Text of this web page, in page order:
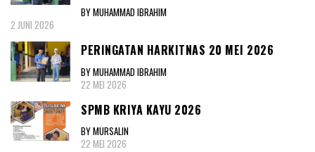
BY MUHAMMAD IBRAHIM
2 JUNI 2026
PERINGATAN HARKITNAS 20 MEI 2026
BY MUHAMMAD IBRAHIM
22 MEI 2026
SPMB KRIYA KAYU 2026
BY MURSALIN
22 MEI 2026